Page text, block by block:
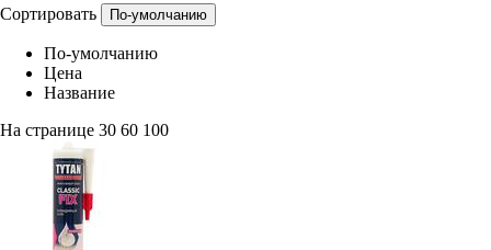
Сортировать По-умолчанию
По-умолчанию
Цена
Название
На странице 30 60 100